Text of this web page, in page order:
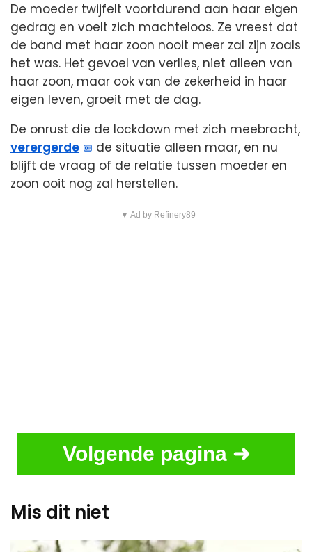
De moeder twijfelt voortdurend aan haar eigen
gedrag en voelt zich machteloos. Ze vreest dat
de band met haar zoon nooit meer zal zijn zoals
het was. Het gevoel van verlies, niet alleen van
haar zoon, maar ook van de zekerheid in haar
eigen leven, groeit met de dag.
De onrust die de lockdown met zich meebracht,
verergerde
de situatie alleen maar, en nu
blijft de vraag of de relatie tussen moeder en
zoon ooit nog zal herstellen.
▼ Ad by Refinery89
Volgende pagina ➜
Mis dit niet